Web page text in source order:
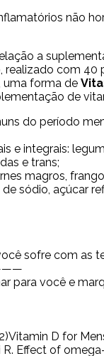
não
a
com 40
uma forma de
de
do período
e integrais:
e trans;
magros,
sódio, açúcar
sofre com as
para você e
D for
Effect of